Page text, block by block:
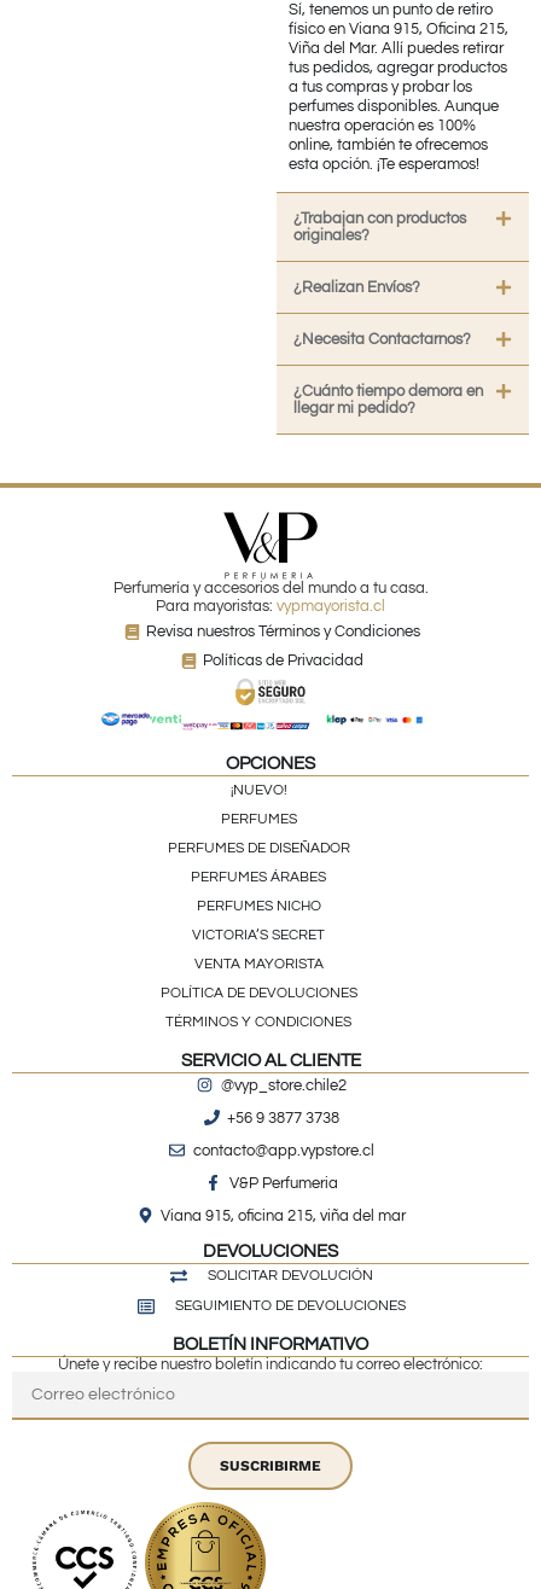
Sí, tenemos un punto de retiro
físico en Viana 915, Oficina 215,
Viña del Mar. Allí puedes retirar
tus pedidos, agregar productos
a tus compras y probar los
perfumes disponibles. Aunque
nuestra operación es 100%
online, también te ofrecemos
esta opción. ¡Te esperamos!
¿Trabajan con productos
originales?
¿Realizan Envíos?
¿Necesita Contactarnos?
¿Cuánto tiempo demora en
llegar mi pedido?
Perfumería y accesorios del mundo a tu casa.
Para mayoristas: vypmayorista.cl
Revisa nuestros Términos y Condiciones
Políticas de Privacidad
OPCIONES
¡NUEVO!
PERFUMES
PERFUMES DE DISEÑADOR
PERFUMES ÁRABES
PERFUMES NICHO
VICTORIA’S SECRET
VENTA MAYORISTA
POLÍTICA DE DEVOLUCIONES
TÉRMINOS Y CONDICIONES
SERVICIO AL CLIENTE
@vyp_store.chile2
+56 9 3877 3738
contacto@app.vypstore.cl
V&P Perfumeria
Viana 915, oficina 215, viña del mar
DEVOLUCIONES
SOLICITAR DEVOLUCIÓN
SEGUIMIENTO DE DEVOLUCIONES
BOLETÍN INFORMATIVO
Únete y recibe nuestro boletín indicando tu correo electrónico:
SUSCRIBIRME